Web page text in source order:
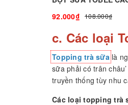
92.000₫ 108.000₫
c. Các loại
Topping trà sữalà
sữa phải có trân
truyền thống tùy nhu
Các loại topping trà